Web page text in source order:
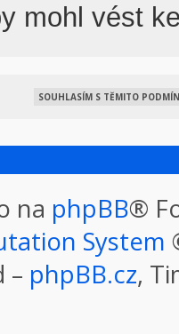
mohl vést
na phpBB®
System
– phpBB.cz,